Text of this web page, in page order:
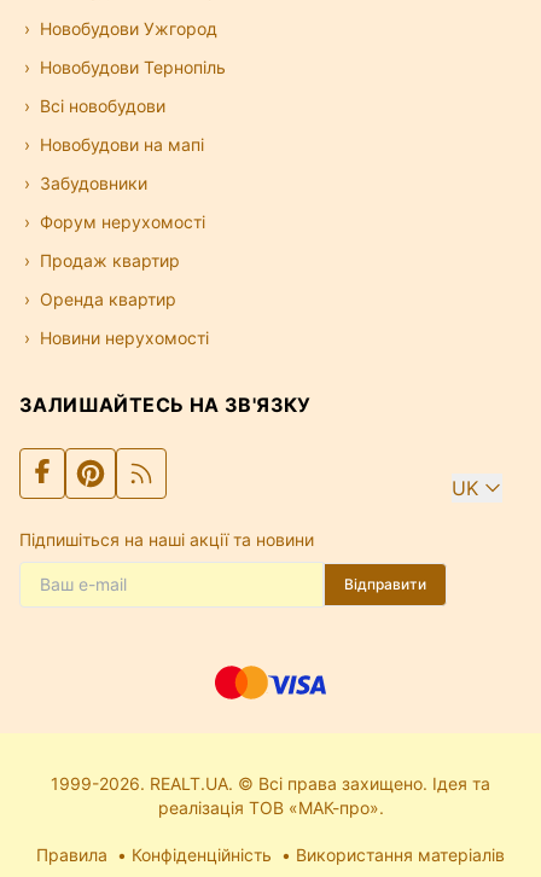
Новобудови Ужгород
Новобудови Тернопіль
Всі новобудови
Новобудови на мапі
Забудовники
Форум нерухомості
Продаж квартир
Оренда квартир
Новини нерухомості
ЗАЛИШАЙТЕСЬ НА ЗВ'ЯЗКУ
UK
Підпишіться на наші акції та новини
Відправити
1999-2026. REALT.UA. © Всі права захищено. Ідея та
реалізація ТОВ «МАК-про».
Правила Конфіденційність Використання матеріалів